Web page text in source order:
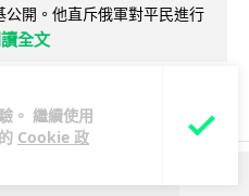
。 繼續使用
Cookie 政
開。他直斥俄軍對平民進行
全文